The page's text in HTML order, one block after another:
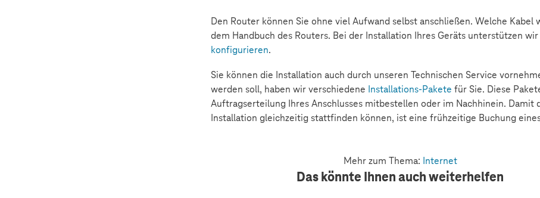
Den Router können Sie ohne viel Aufwand selbst anschließen. Welche Kabel
dem Handbuch des Routers. Bei der Installation Ihres Geräts unterstützen
konfigurieren.
Sie können die Installation auch durch unseren Technischen Service
werden soll, haben wir verschiedene Installations-Pakete für Sie. Diese
Auftragserteilung Ihres Anschlusses mitbestellen oder im Nachhinein.
Installation gleichzeitig stattfinden können, ist eine frühzeitige Buchung
Mehr zum Thema: Internet
Das könnte Ihnen auch weiterhelfen